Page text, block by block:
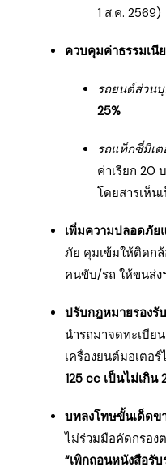
1 ส.ค. 2569)
ควบคุมค่าธรรมเนี
รถยนต์ส่วนบุ
25%
รถแท็กซี่มิเต
ค่าเรียก 20
โดยสารเห็น
เพิ่มความปลอดภัย
ภัย คุมเข้มให้ติดก
คนขับ/รถ ให้ขนส่
ปรับกฎหมายรองรั
นำรถมาจดทะเบีย
เครื่องยนต์มอเตอ
125 cc เป็นไม่เกิน
บทลงโทษขั้นเด็ดข
ไม่ร่วมมือคัดกรอง
“เพิกถอนหนังสือรับ